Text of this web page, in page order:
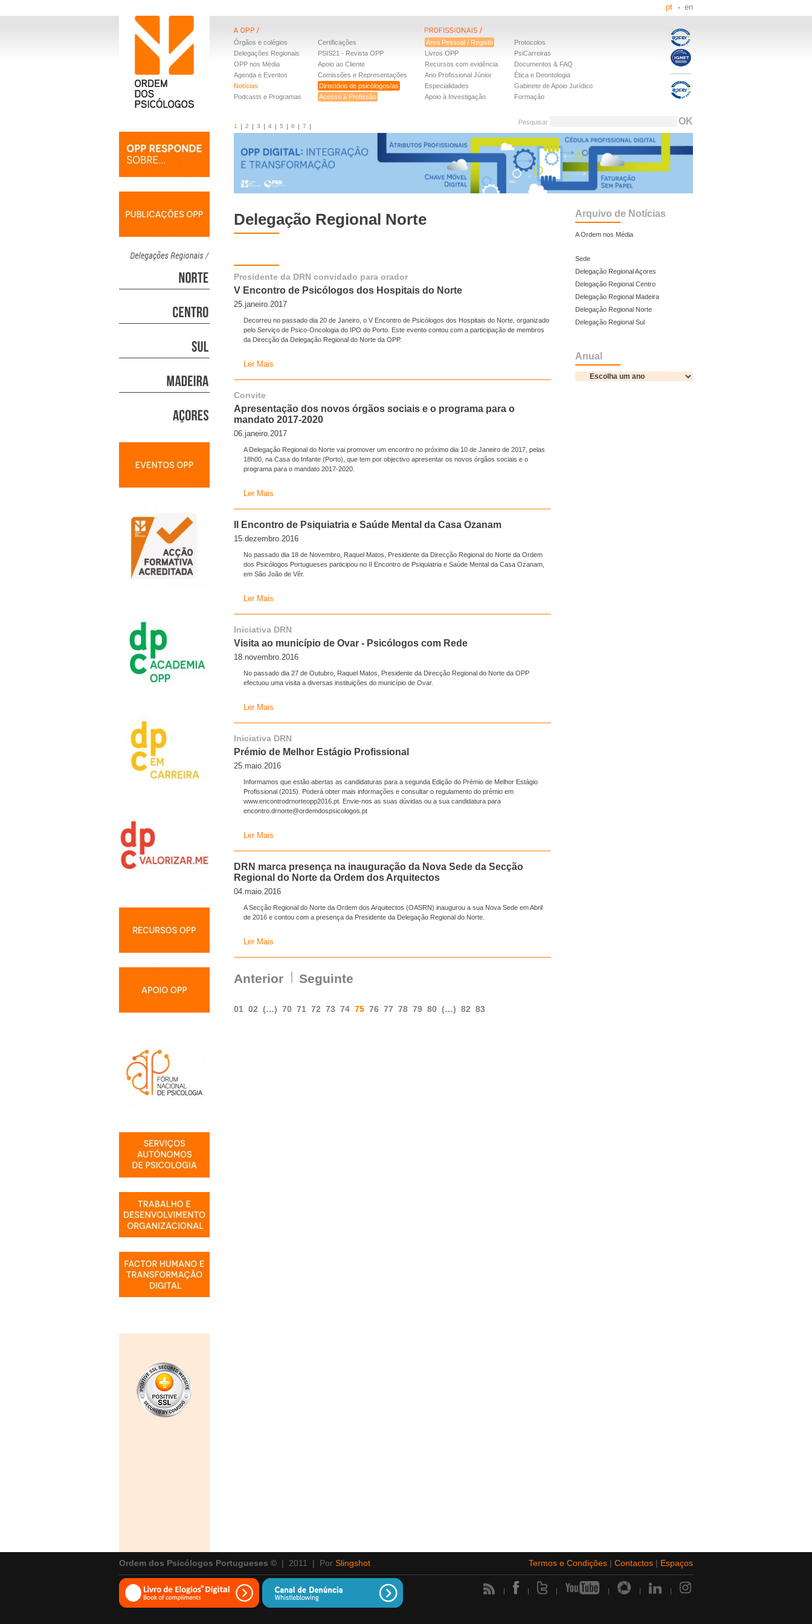
pt en
Órgãos e colégios
Delegações Regionais
OPP nos Média
Agenda e Eventos
Notícias
Podcasts e Programas
Certificações
PSIS21 - Revista OPP
Apoio ao Cliente
Comissões e Representações
Directório de psicólogos/as
Acesso à Profissão
Área Pessoal / Registo
Livros OPP
Recursos com evidência
Ano Profissional Júnior
Especialidades
Apoio à Investigação
Protocolos
PsiCarreiras
Documentos & FAQ
Ética e Deontologia
Gabinete de Apoio Jurídico
Formação
Pesquisar
1 2 3 4 5 6 7
Delegação Regional Norte
Presidente da DRN convidado para orador
V Encontro de Psicólogos dos Hospitais do Norte
25.janeiro.2017
Decorreu no passado dia 20 de Janeiro, o V Encontro de Psicólogos dos Hospitais do Norte, organizado
pelo Serviço de Psico-Oncologia do IPO do Porto. Este evento contou com a participação de membros
da Direcção da Delegação Regional do Norte da OPP.
Ler Mais
Convite
Apresentação dos novos órgãos sociais e o programa para o
mandato 2017-2020
06.janeiro.2017
A Delegação Regional do Norte vai promover um encontro no próximo dia 10 de Janeiro de 2017, pelas
18h00, na Casa do Infante (Porto), que tem por objectivo apresentar os novos órgãos sociais e o
programa para o mandato 2017-2020.
Ler Mais
II Encontro de Psiquiatria e Saúde Mental da Casa Ozanam
15.dezembro.2016
No passado dia 18 de Novembro, Raquel Matos, Presidente da Direcção Regional do Norte da Ordem
dos Psicólogos Portugueses participou no II Encontro de Psiquiatria e Saúde Mental da Casa Ozanam,
em São João de Vêr.
Ler Mais
Iniciativa DRN
Visita ao município de Ovar - Psicólogos com Rede
18.novembro.2016
No passado dia 27 de Outubro, Raquel Matos, Presidente da Direcção Regional do Norte da OPP
efectuou uma visita a diversas instituições do município de Ovar.
Ler Mais
Iniciativa DRN
Prémio de Melhor Estágio Profissional
25.maio.2016
Informamos que estão abertas as candidaturas para a segunda Edição do Prémio de Melhor Estágio
Profissional (2015). Poderá obter mais informações e consultar o regulamento do prémio em
www.encontrodrnorteopp2016.pt. Envie-nos as suas dúvidas ou a sua candidatura para
encontro.drnorte@ordemdospsicologos.pt
Ler Mais
DRN marca presença na inauguração da Nova Sede da Secção
Regional do Norte da Ordem dos Arquitectos
04.maio.2016
A Secção Regional do Norte da Ordem dos Arquitectos (OASRN) inaugurou a sua Nova Sede em Abril
de 2016 e contou com a presença da Presidente da Delegação Regional do Norte.
Ler Mais
Anterior Seguinte
01 02 (…) 70 71 72 73 74 75 76 77 78 79 80 (…) 82 83
Arquivo de Notícias
A Ordem nos Média
Sede
Delegação Regional Açores
Delegação Regional Centro
Delegação Regional Madeira
Delegação Regional Norte
Delegação Regional Sul
Anual
Ordem dos Psicólogos Portugueses © | 2011 | Por Slingshot Termos e Condições | Contactos | Espaços